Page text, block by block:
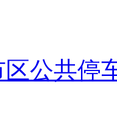
区公共停